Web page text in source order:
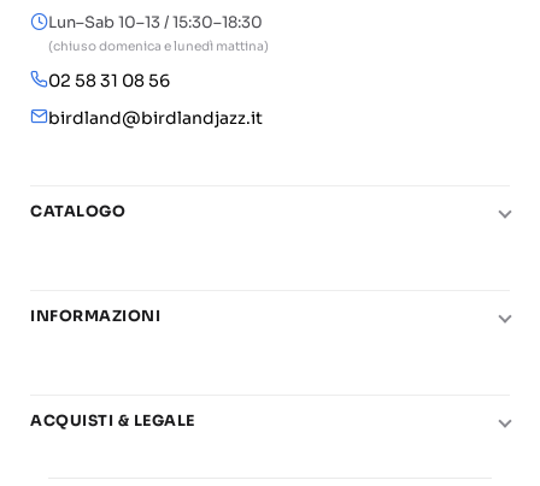
Lun–Sab 10–13 / 15:30–18:30
(chiuso domenica e lunedì mattina)
02 58 31 08 56
birdland@birdlandjazz.it
CATALOGO
Chitarra
Basi play-along
INFORMAZIONI
Carta del Docente
ACQUISTI & LEGALE